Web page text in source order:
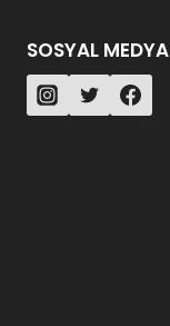
SOSYAL MEDYA